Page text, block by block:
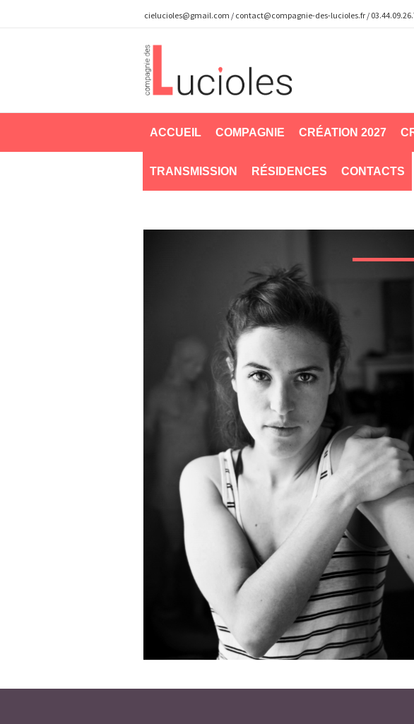
cielucioles@gmail.com / contact@compagnie-des-lucioles.fr /
ACCUEIL COMPAGNIE CRÉATION 2027
TRANSMISSION RÉSIDENCES CONTACTS